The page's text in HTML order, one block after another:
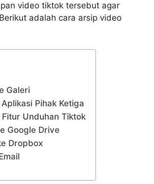
video tiktok tersebut agar
adalah cara arsip video
Galeri
Pihak Ketiga
Fitur Unduhan Tiktok
Google Drive
Dropbox